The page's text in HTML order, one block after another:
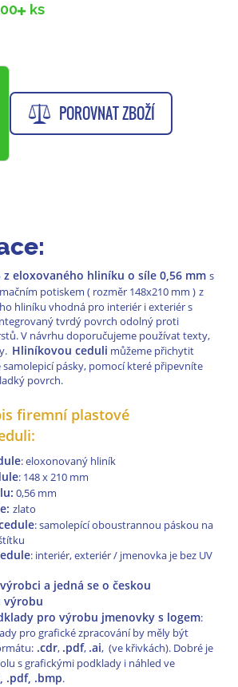
ks
POROVNAT ZBOŽÍ
z eloxovaného hliníku o síle 0,56 mm s
potiskem ( rozměr 148x210 mm ) z
hliníku vhodná pro interiér i exteriér s
tvrdý povrch odolný proti
V návrhu doporučujeme používat texty,
Hliníkovou ceduli můžeme přichytit
pásky, pomocí které připevníte
povrch.
firemní plastové
: eloxonovaný hliník
: 148 x 210 mm
0,56 mm
zlato
: samolepící oboustrannou páskou na
: interiér, exteriér / jmenovka je bez UV
a jedná se o českou
výrobu
pro výrobu jmenovky s logem:
pro grafické zpracování by měly být
.cdr, .pdf, .ai, (ve křivkách). Dobré je
s grafickými podklady i náhled ve
.pdf, .bmp.